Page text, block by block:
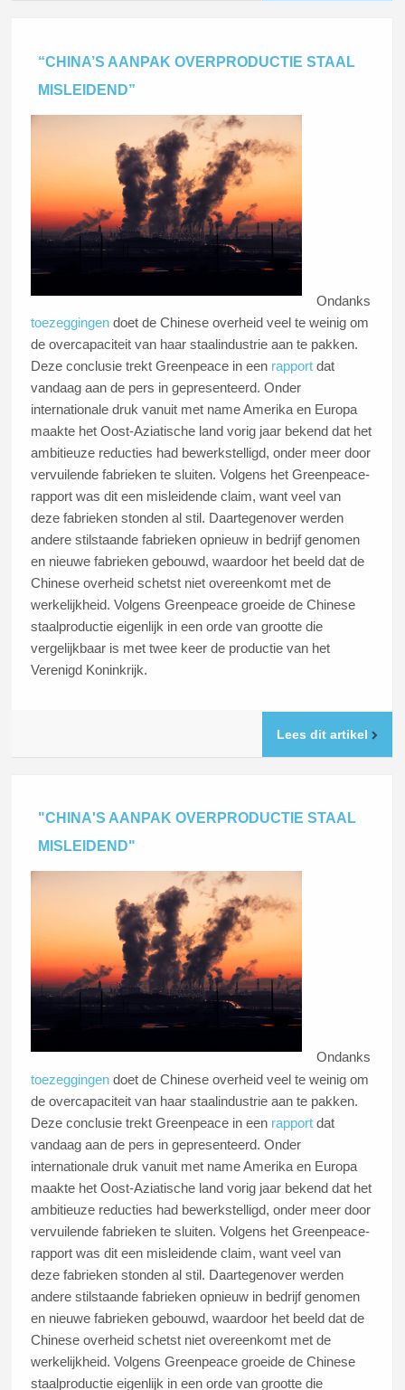
“CHINA’S AANPAK OVERPRODUCTIE STAAL
MISLEIDEND”
Ondanks
toezeggingen doet de Chinese overheid veel te weinig om
de overcapaciteit van haar staalindustrie aan te pakken.
Deze conclusie trekt Greenpeace in een rapport dat
vandaag aan de pers in gepresenteerd. Onder
internationale druk vanuit met name Amerika en Europa
maakte het Oost-Aziatische land vorig jaar bekend dat het
ambitieuze reducties had bewerkstelligd, onder meer door
vervuilende fabrieken te sluiten. Volgens het Greenpeace-
rapport was dit een misleidende claim, want veel van
deze fabrieken stonden al stil. Daartegenover werden
andere stilstaande fabrieken opnieuw in bedrijf genomen
en nieuwe fabrieken gebouwd, waardoor het beeld dat de
Chinese overheid schetst niet overeenkomt met de
werkelijkheid. Volgens Greenpeace groeide de Chinese
staalproductie eigenlijk in een orde van grootte die
vergelijkbaar is met twee keer de productie van het
Verenigd Koninkrijk.
Lees dit artikel
"CHINA'S AANPAK OVERPRODUCTIE STAAL
MISLEIDEND"
Ondanks
toezeggingen doet de Chinese overheid veel te weinig om
de overcapaciteit van haar staalindustrie aan te pakken.
Deze conclusie trekt Greenpeace in een rapport dat
vandaag aan de pers in gepresenteerd. Onder
internationale druk vanuit met name Amerika en Europa
maakte het Oost-Aziatische land vorig jaar bekend dat het
ambitieuze reducties had bewerkstelligd, onder meer door
vervuilende fabrieken te sluiten. Volgens het Greenpeace-
rapport was dit een misleidende claim, want veel van
deze fabrieken stonden al stil. Daartegenover werden
andere stilstaande fabrieken opnieuw in bedrijf genomen
en nieuwe fabrieken gebouwd, waardoor het beeld dat de
Chinese overheid schetst niet overeenkomt met de
werkelijkheid. Volgens Greenpeace groeide de Chinese
staalproductie eigenlijk in een orde van grootte die